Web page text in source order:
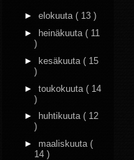
► elokuuta ( 13 )
►
heinäkuuta ( 11
)
►
kesäkuuta ( 15
)
► toukokuuta ( 14
)
►
huhtikuuta ( 12
)
► maaliskuuta (
14 )